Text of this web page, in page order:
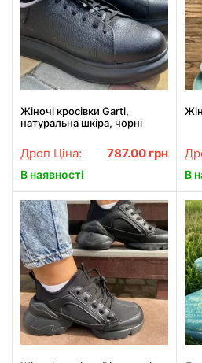
Жіночі кросівки Garti,
натуральна шкіра, чорні
Дроп Ціна: 787.00 грн
В наявності В